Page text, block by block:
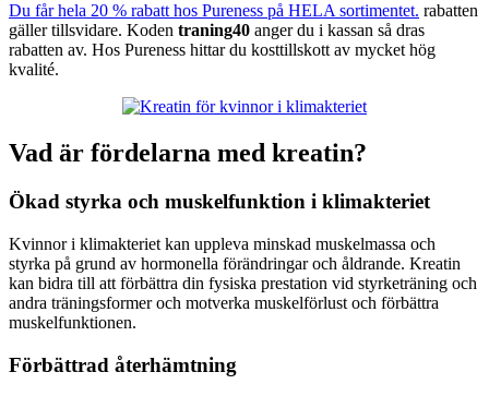
Du får hela 20 % rabatt hos Pureness på HELA sortimentet. rabatten
gäller tillsvidare. Koden traning40 anger du i kassan så dras
rabatten av. Hos Pureness hittar du kosttillskott av mycket hög
kvalité.
Vad är fördelarna med kreatin?
Ökad styrka och muskelfunktion i klimakteriet
Kvinnor i klimakteriet kan uppleva minskad muskelmassa och
styrka på grund av hormonella förändringar och åldrande. Kreatin
kan bidra till att förbättra din fysiska prestation vid styrketräning och
andra träningsformer och motverka muskelförlust och förbättra
muskelfunktionen.
Förbättrad återhämtning